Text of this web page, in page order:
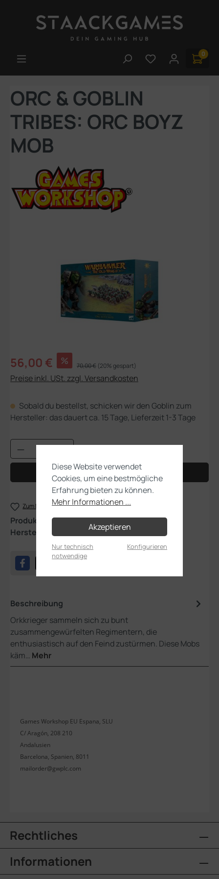
Du hast 0 0
ORC & GOBLIN
TRIBES: ORC BOYZ
MOB
Verkaufspreis:
56,00 € % Regulärer Preis:
70,00 € (20% gespart)
Preise inkl. USt. zzgl. Versandkosten
Sobald du bestellst, schicken wir den Goblin zum
Hersteller: das dauert ca. 15 Tage, Lieferzeit 1-3 Tage
Produkt Anzahl: Gib den gewünschten
In den Warenkorb
Zum Merkzettel hinzufügen
Produktnummer:09-02
Hersteller:
Games Workshop
Beschreibung
Orkkrieger sammeln sich zu bunt
zusammengewürfelten Regimentern, die
enthusiastisch auf den Feind zustürmen. Diese Mobs
käm… Mehr
Games Workshop EU Espana, SLU
C/ Aragón, 208 210
Andalusien
Barcelona, Spanien, 8011
mailorder@gwplc.com
Rechtliches
Informationen
Diese Website verwendet
Cookies, um eine bestmögliche
Erfahrung bieten zu können.
Mehr Informationen ...
Akzeptieren
Nur technisch
notwendige
Konfigurieren